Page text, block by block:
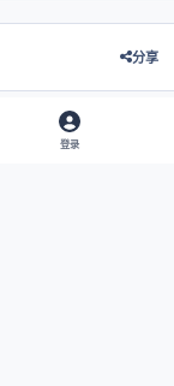
分享
登录